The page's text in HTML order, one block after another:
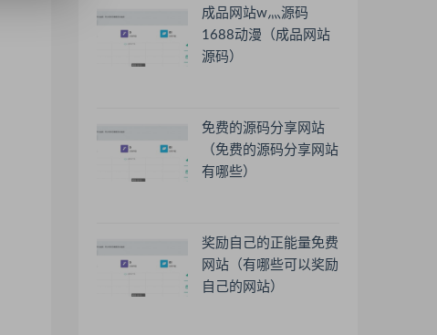
成品网站w灬源码
1688动漫（成品网站
源码）
免费的源码分享网站
（免费的源码分享网站
有哪些）
奖励自己的正能量免费
网站（有哪些可以奖励
自己的网站）